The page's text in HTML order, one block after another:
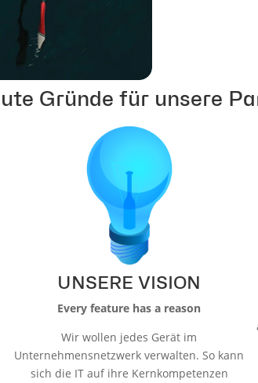
Gründe für unsere
UNSERE VISION
Every feature has a reason
Wir wollen jedes Gerät im
Unternehmensnetzwerk verwalten. So kann
sich die IT auf ihre Kernkompetenzen